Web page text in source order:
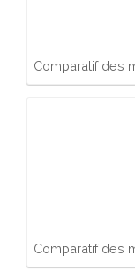
Comparatif des
Comparatif des